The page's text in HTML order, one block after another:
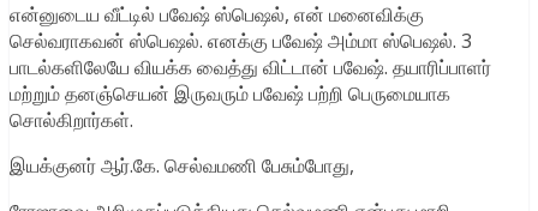
என்னுடைய வீட்டில் பவேஷ் ஸ்பெஷல், என் மனைவிக்கு
செல்வராகவன் ஸ்பெஷல். எனக்கு பவேஷ் அம்மா ஸ்பெஷல். 3
பாடல்களிலேயே வியக்க வைத்து விட்டான் பவேஷ். தயாரிப்பாளர்
மற்றும் தனஞ்செயன் இருவரும் பவேஷ் பற்றி பெருமையாக
சொல்கிறார்கள்.
இயக்குனர் ஆர்.கே. செல்வமணி பேசும்போது,